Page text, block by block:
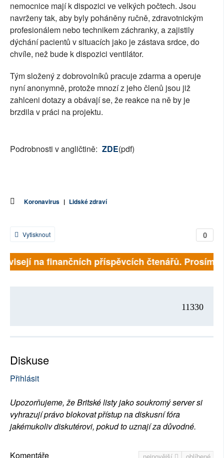
nemocnice mají k dispozici ve velkých počtech. Jsou
navrženy tak, aby byly poháněny ručně, zdravotnickým
profesionálem nebo technikem záchranky, a zajistily
dýchání pacientů v situacích jako je zástava srdce, do
chvíle, než bude k dispozici ventilátor.
Tým složený z dobrovolníků pracuje zdarma a operuje
nyní anonymně, protože mnozí z jeho členů jsou již
zahlceni dotazy a obávají se, že reakce na ně by je
brzdila v práci na projektu.
Podrobnosti v angličtině: ZDE(pdf)
Koronavirus | Lidské zdraví
0
Vytisknout
na finančních příspěvcích čtenářů. Prosíme,
11330
Diskuse
Přihlásit
Upozorňujeme, že Britské listy jako soukromý server si
vyhrazují právo blokovat přístup na diskusní fóra
jakémukoliv diskutérovi, pokud to uznají za důvodné.
Komentáře